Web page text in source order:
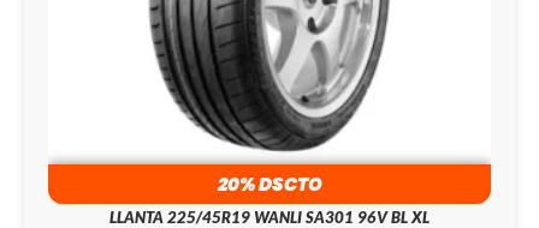
20% DSCTO
LLANTA 225/45R19 WANLI SA301 96V BL XL